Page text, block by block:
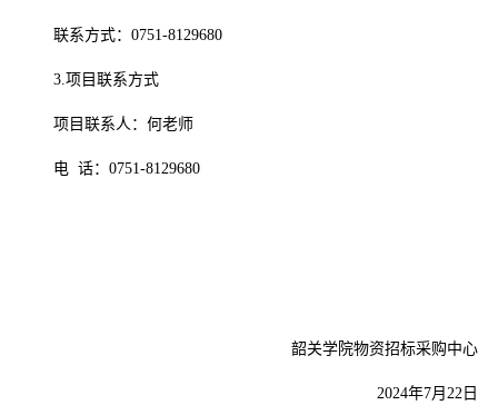
联系方式： 0751-8129680
3.项目联系方式
项目联系人：何老师
电话：0751-8129680
韶关学院物资招标采购中心
2024年7月22日